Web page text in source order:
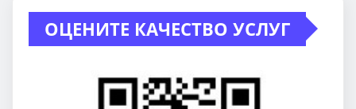
ОЦЕНИТЕ КАЧЕСТВО УСЛУГ